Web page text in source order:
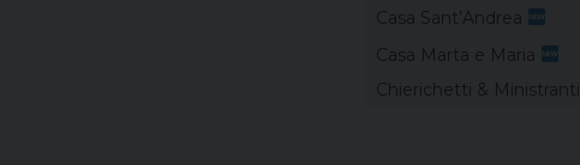
Casa Sant’Andrea
Casa Marta e Maria
Chierichetti & Ministranti